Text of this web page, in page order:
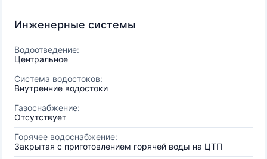
Инженерные системы
Водоотведение:
Центральное
Система водостоков:
Внутренние водостоки
Газоснабжение:
Отсутствует
Горячее водоснабжение:
Закрытая с приготовлением горячей воды на ЦТП